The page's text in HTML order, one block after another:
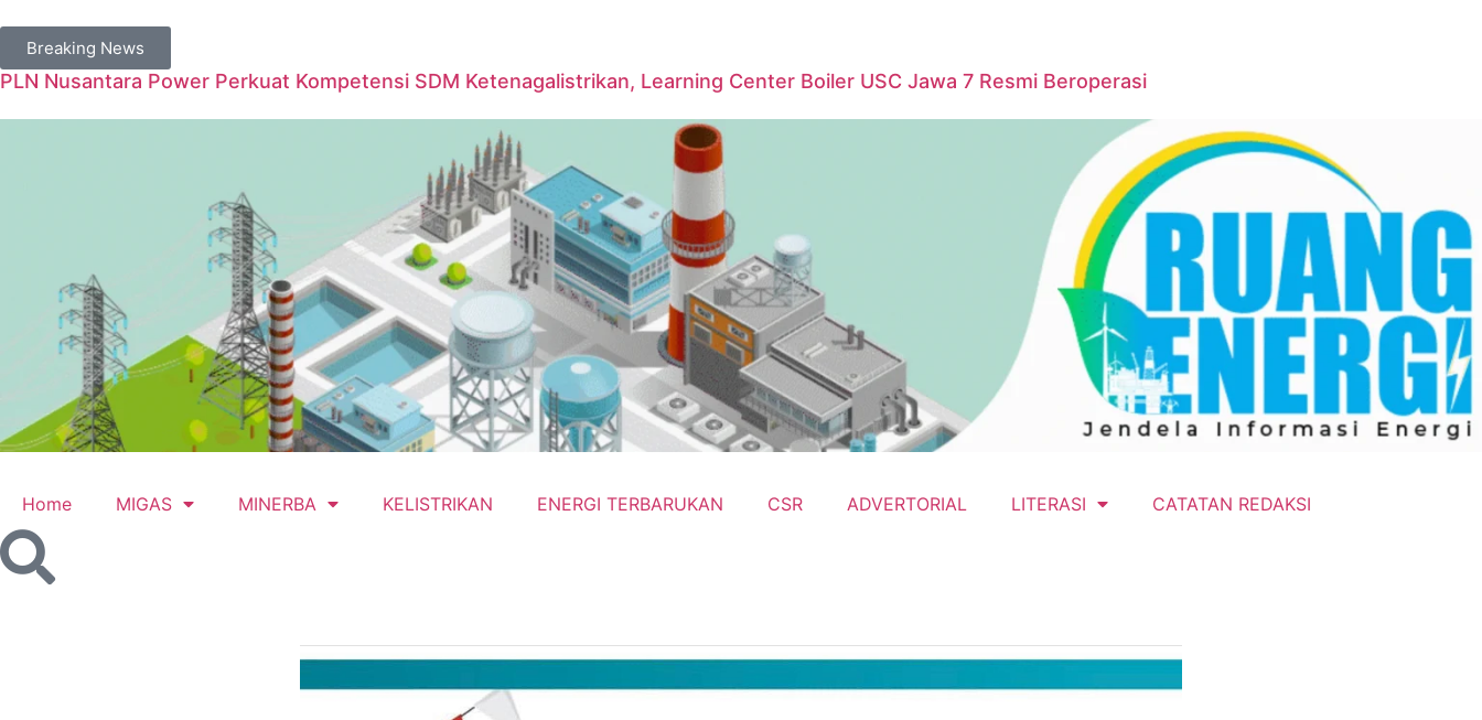
Breaking News
PLN Nusantara Power Perkuat Kompetensi SDM Ketenagalistrikan, Learning Center Boiler USC Jawa 7 Resmi Beroperasi
Home MIGAS MINERBA KELISTRIKAN ENERGI TERBARUKAN CSR ADVERTORIAL LITERASI CATATAN REDAKSI